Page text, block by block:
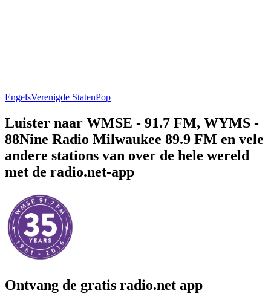
EngelsVerenigde StatenPop
Luister naar WMSE - 91.7 FM, WYMS -
88Nine Radio Milwaukee 89.9 FM en vele
andere stations van over de hele wereld
met de radio.net-app
Ontvang de gratis radio.net app